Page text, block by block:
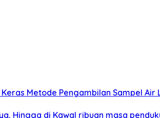
Metode Pengambilan Sampel Air
Hingga di Kawal ribuan masa